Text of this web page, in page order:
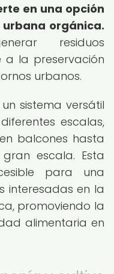
en una opción
orgánica.
residuos
a la preservación
urbanos.
sistema versátil
escalas,
balcones hasta
escala. Esta
para una
interesadas en la
promoviendo la
alimentaria en